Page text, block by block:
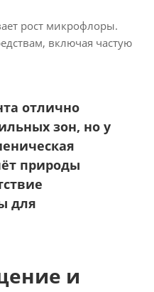
рост микрофлоры.
включая частую
отлично
зон, но у
природы
для
и